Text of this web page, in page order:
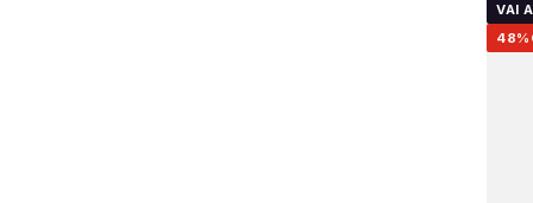
VAI
48%